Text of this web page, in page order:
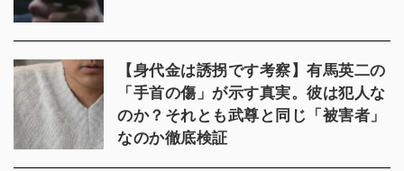
【身代金は誘拐です考察】有馬英二の
「手首の傷」が示す真実。彼は犯人な
のか？それとも武尊と同じ「被害者」
なのか徹底検証